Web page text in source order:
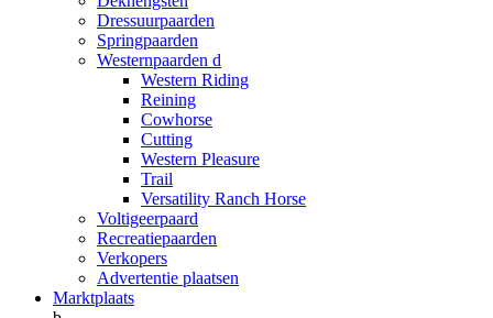
Dressuurpaarden
Springpaarden
Westernpaarden d
Western Riding
Reining
Cowhorse
Cutting
Western Pleasure
Trail
Versatility Ranch Horse
Voltigeerpaard
Recreatiepaarden
Verkopers
Advertentie plaatsen
Marktplaats